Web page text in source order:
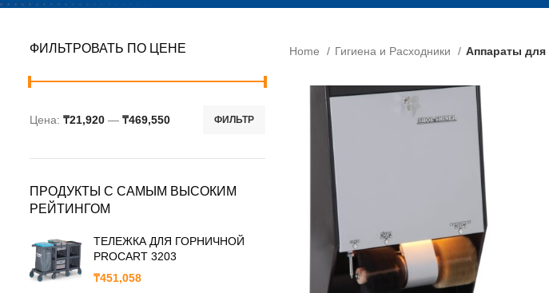
ФИЛЬТРОВАТЬ ПО ЦЕНЕ
ФИЛЬТР
Цена: ₸21,920 — ₸469,550
ПРОДУКТЫ С САМЫМ ВЫСОКИМ
РЕЙТИНГОМ
ТЕЛЕЖКА ДЛЯ ГОРНИЧНОЙ
PROCART 3203
₸451,058
Home Гигиена и Расходники Аппараты для